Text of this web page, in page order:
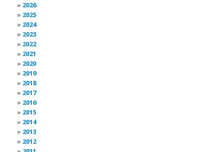
2026
2025
2024
2023
2022
2021
2020
2019
2018
2017
2016
2015
2014
2013
2012